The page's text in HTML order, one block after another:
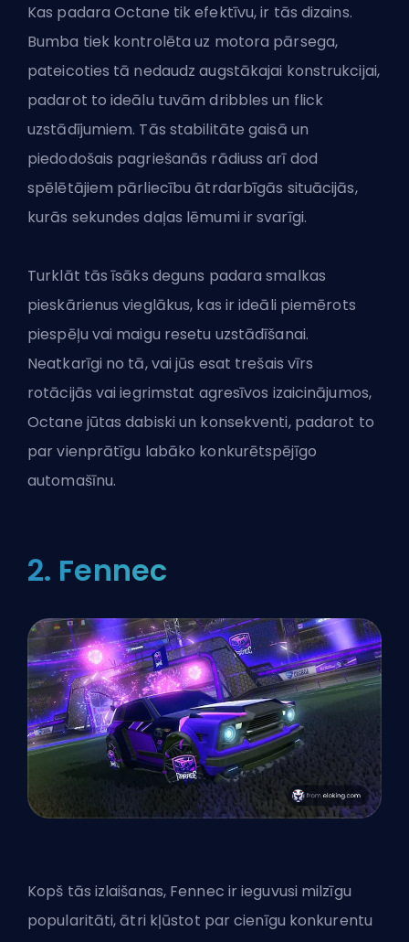
Kas padara Octane tik efektīvu, ir tās dizains.
Bumba tiek kontrolēta uz motora pārsega,
pateicoties tā nedaudz augstākajai konstrukcijai,
padarot to ideālu tuvām dribbles un flick
uzstādījumiem. Tās stabilitāte gaisā un
piedodošais pagriešanās rādiuss arī dod
spēlētājiem pārliecību ātrdarbīgās situācijās,
kurās sekundes daļas lēmumi ir svarīgi.
Turklāt tās īsāks deguns padara smalkas
pieskārienus vieglākus, kas ir ideāli piemērots
piespēļu vai maigu resetu uzstādīšanai.
Neatkarīgi no tā, vai jūs esat trešais vīrs
rotācijās vai iegrimstat agresīvos izaicinājumos,
Octane jūtas dabiski un konsekventi, padarot to
par vienprātīgu labāko konkurētspējīgo
automašīnu.
2. Fennec
Kopš tās izlaišanas, Fennec ir ieguvusi milzīgu
popularitāti, ātri kļūstot par cienīgu konkurentu